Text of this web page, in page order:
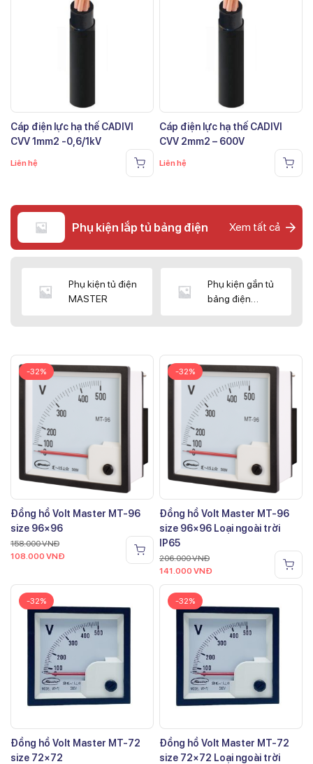
Cáp điện lực hạ thế CADIVI
CVV 1mm2 -0,6/1kV
Liên hệ
Cáp điện lực hạ thế CADIVI
CVV 2mm2 – 600V
Liên hệ
Phụ kiện lắp tủ bảng điện Xem tất cả
Phụ kiện tủ điện
MASTER
Phụ kiện gắn tủ
bảng điện
-32%
Đồng hồ Volt Master MT-96
size 96×96
158.000VNĐ
108.000 VNĐ
-32%
Đồng hồ Volt Master MT-96
size 96×96 Loại ngoài trời
IP65
206.000VNĐ
141.000 VNĐ
-32%
Đồng hồ Volt Master MT-72
size 72×72
-32%
Đồng hồ Volt Master MT-72
size 72×72 Loại ngoài trời